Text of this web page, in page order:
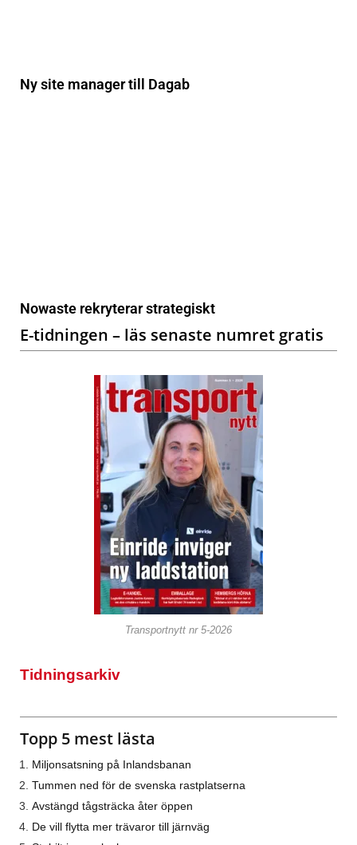
Ny site manager till Dagab
Nowaste rekryterar strategiskt
E-tidningen – läs senaste numret gratis
Transportnytt nr 5-2026
Tidningsarkiv
Topp 5 mest lästa
Miljonsatsning på Inlandsbanan
Tummen ned för de svenska rastplatserna
Avstängd tågsträcka åter öppen
De vill flytta mer trävaror till järnväg